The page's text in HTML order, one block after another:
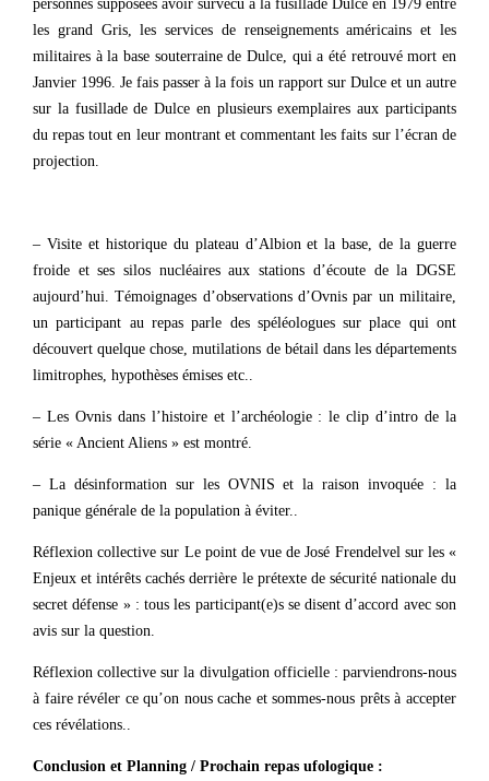
personnes supposées avoir survécu à la fusillade Dulce en 1979 entre
les grand Gris, les services de renseignements américains et les
militaires à la base souterraine de Dulce, qui a été retrouvé mort en
Janvier 1996. Je fais passer à la fois un rapport sur Dulce et un autre
sur la fusillade de Dulce en plusieurs exemplaires aux participants
du repas tout en leur montrant et commentant les faits sur l’écran de
projection.
– Visite et historique du plateau d’Albion et la base, de la guerre
froide et ses silos nucléaires aux stations d’écoute de la DGSE
aujourd’hui. Témoignages d’observations d’Ovnis par un militaire,
un participant au repas parle des spéléologues sur place qui ont
découvert quelque chose, mutilations de bétail dans les départements
limitrophes, hypothèses émises etc..
– Les Ovnis dans l’histoire et l’archéologie : le clip d’intro de la
série « Ancient Aliens » est montré.
– La désinformation sur les OVNIS et la raison invoquée : la
panique générale de la population à éviter..
Réflexion collective sur Le point de vue de José Frendelvel sur les «
Enjeux et intérêts cachés derrière le prétexte de sécurité nationale du
secret défense » : tous les participant(e)s se disent d’accord avec son
avis sur la question.
Réflexion collective sur la divulgation officielle : parviendrons-nous
à faire révéler ce qu’on nous cache et sommes-nous prêts à accepter
ces révélations..
Conclusion et Planning / Prochain repas ufologique :